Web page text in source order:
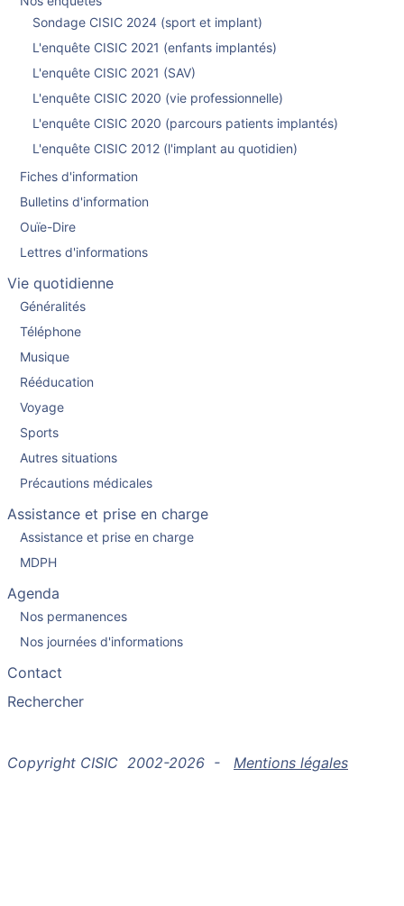
Sondage CISIC 2024 (sport et implant)
L'enquête CISIC 2021 (enfants implantés)
L'enquête CISIC 2021 (SAV)
L'enquête CISIC 2020 (vie professionnelle)
L'enquête CISIC 2020 (parcours patients implantés)
L'enquête CISIC 2012 (l'implant au quotidien)
Fiches d'information
Bulletins d'information
Ouïe-Dire
Lettres d'informations
Vie quotidienne
Généralités
Téléphone
Musique
Rééducation
Voyage
Sports
Autres situations
Précautions médicales
Assistance et prise en charge
Assistance et prise en charge
MDPH
Agenda
Nos permanences
Nos journées d'informations
Contact
Rechercher
Copyright CISIC 2002-2026 - Mentions légales